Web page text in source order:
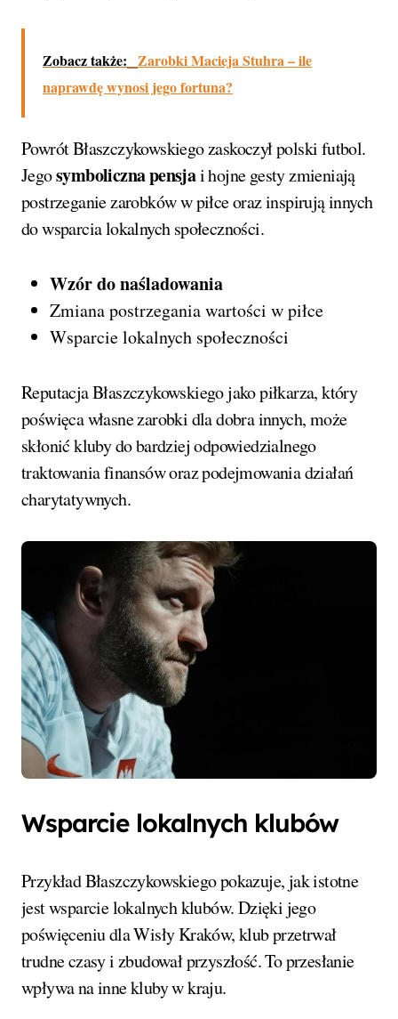
Zobacz także: Zarobki Macieja Stuhra – ile
naprawdę wynosi jego fortuna?
Powrót Błaszczykowskiego zaskoczył polski futbol.
Jegosymboliczna pensjai hojne gesty zmieniają
postrzeganie zarobków w piłce oraz inspirują innych
do wsparcia lokalnych społeczności.
Wzór do naśladowania
Zmiana postrzegania wartości w piłce
Wsparcie lokalnych społeczności
Reputacja Błaszczykowskiego jako piłkarza, który
poświęca własne zarobki dla dobra innych, może
skłonić kluby do bardziej odpowiedzialnego
traktowania finansów oraz podejmowania działań
charytatywnych.
Wsparcie lokalnych klubów
Przykład Błaszczykowskiego pokazuje, jak istotne
jest wsparcie lokalnych klubów. Dzięki jego
poświęceniu dla Wisły Kraków, klub przetrwał
trudne czasy i zbudował przyszłość. To przesłanie
wpływa na inne kluby w kraju.